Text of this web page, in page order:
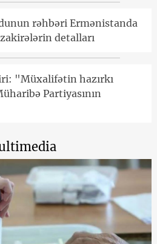
rəhbəri Ermənistanda
detalları
"Müxalifətin hazırkı
Partiyasının